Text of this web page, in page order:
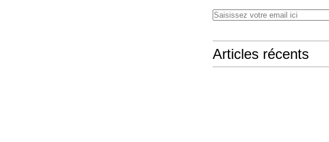
Articles récents